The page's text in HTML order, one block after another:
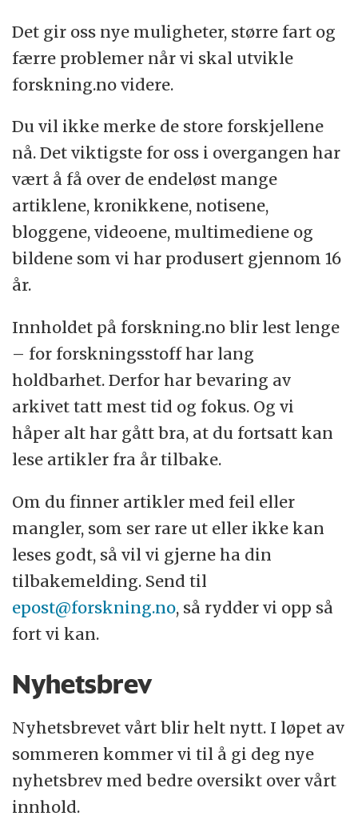
Det gir oss nye muligheter, større fart og
færre problemer når vi skal utvikle
forskning.no videre.
Du vil ikke merke de store forskjellene
nå. Det viktigste for oss i overgangen har
vært å få over de endeløst mange
artiklene, kronikkene, notisene,
bloggene, videoene, multimediene og
bildene som vi har produsert gjennom 16
år.
Innholdet på forskning.no blir lest lenge
– for forskningsstoff har lang
holdbarhet. Derfor har bevaring av
arkivet tatt mest tid og fokus. Og vi
håper alt har gått bra, at du fortsatt kan
lese artikler fra år tilbake.
Om du finner artikler med feil eller
mangler, som ser rare ut eller ikke kan
leses godt, så vil vi gjerne ha din
tilbakemelding. Send til
epost@forskning.no, så rydder vi opp så
fort vi kan.
Nyhetsbrev
Nyhetsbrevet vårt blir helt nytt. I løpet av
sommeren kommer vi til å gi deg nye
nyhetsbrev med bedre oversikt over vårt
innhold.